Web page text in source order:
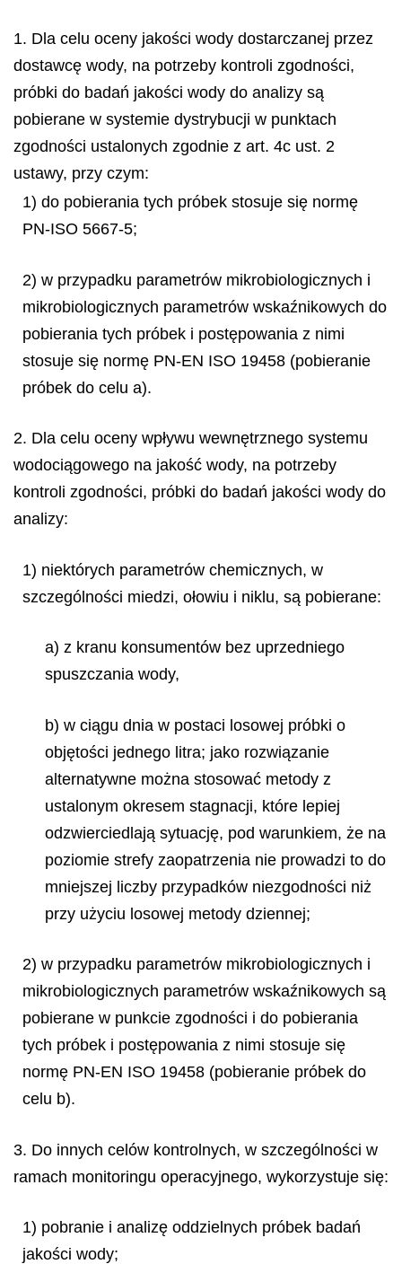
1. Dla celu oceny jakości wody dostarczanej przez
dostawcę wody, na potrzeby kontroli zgodności,
próbki do badań jakości wody do analizy są
pobierane w systemie dystrybucji w punktach
zgodności ustalonych zgodnie z art. 4c ust. 2
ustawy, przy czym:
1) do pobierania tych próbek stosuje się normę
PN-ISO 5667-5;
2) w przypadku parametrów mikrobiologicznych i
mikrobiologicznych parametrów wskaźnikowych do
pobierania tych próbek i postępowania z nimi
stosuje się normę PN-EN ISO 19458 (pobieranie
próbek do celu a).
2. Dla celu oceny wpływu wewnętrznego systemu
wodociągowego na jakość wody, na potrzeby
kontroli zgodności, próbki do badań jakości wody do
analizy:
1) niektórych parametrów chemicznych, w
szczególności miedzi, ołowiu i niklu, są pobierane:
a) z kranu konsumentów bez uprzedniego
spuszczania wody,
b) w ciągu dnia w postaci losowej próbki o
objętości jednego litra; jako rozwiązanie
alternatywne można stosować metody z
ustalonym okresem stagnacji, które lepiej
odzwierciedlają sytuację, pod warunkiem, że na
poziomie strefy zaopatrzenia nie prowadzi to do
mniejszej liczby przypadków niezgodności niż
przy użyciu losowej metody dziennej;
2) w przypadku parametrów mikrobiologicznych i
mikrobiologicznych parametrów wskaźnikowych są
pobierane w punkcie zgodności i do pobierania
tych próbek i postępowania z nimi stosuje się
normę PN-EN ISO 19458 (pobieranie próbek do
celu b).
3. Do innych celów kontrolnych, w szczególności w
ramach monitoringu operacyjnego, wykorzystuje się:
1) pobranie i analizę oddzielnych próbek badań
jakości wody;